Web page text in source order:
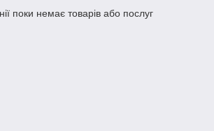
поки немає товарів або послуг